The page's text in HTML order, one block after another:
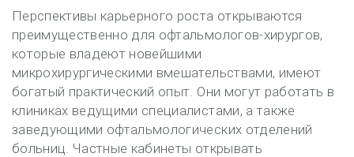
Перспективы карьерного роста открываются
преимущественно для офтальмологов-хирургов,
которые владеют новейшими
микрохирургическими вмешательствами, имеют
богатый практический опыт. Они могут работать в
клиниках ведущими специалистами, а также
заведующими офтальмологических отделений
больниц. Частные кабинеты открывать